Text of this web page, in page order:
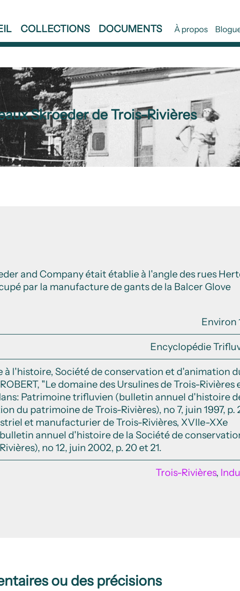
COLLECTIONS DOCUMENTS À propos
Skroeder de Trois-Rivières
and Company était établie à l'angle des rues
par la manufacture de gants de la Balcer Glove
Environ
Encyclopédie
à l'histoire, Société de conservation et d'animation
"Le domaine des Ursulines de Trois-Rivières
Patrimoine trifluvien (bulletin annuel d'histoire
du patrimoine de Trois-Rivières), no 7, juin 1997, p.
et manufacturier de Trois-Rivières, XVIIe-XXe
annuel d'histoire de la Société de
no 12, juin 2002, p. 20 et 21.
Trois-Rivières,
ou des précisions